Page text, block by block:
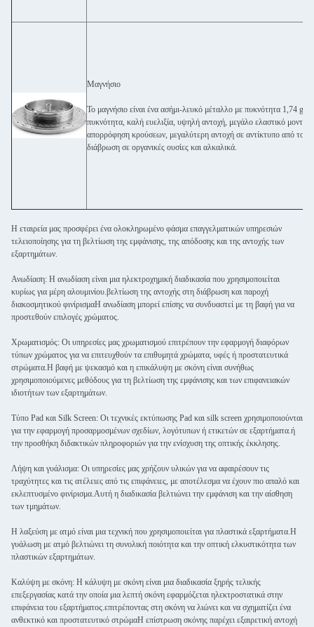
Μαγνήσιο
Το μαγνήσιο είναι ένα ασήμι-λευκό μέταλλο με πυκνότητα 1,74 g/
πυκνότητα, καλή ευελιξία, υψηλή αντοχή, μεγάλο ελαστικό
απορρόφηση κρούσεων, μεγαλύτερη αντοχή σε αντίκτυπο από το
διάβρωση σε οργανικές ουσίες και αλκαλικά.
Η εταιρεία μας προσφέρει ένα ολοκληρωμένο φάσμα επαγγελματικών υπηρεσιών
τελειοποίησης για τη βελτίωση της εμφάνισης, της απόδοσης και της αντοχής των
εξαρτημάτων.
Ανωδίαση: Η ανωδίαση είναι μια ηλεκτροχημική διαδικασία που χρησιμοποιείται
κυρίως για μέρη αλουμινίου.βελτίωση της αντοχής στη διάβρωση και παροχή
διακοσμητικού φινίρισμαΗ ανωδίαση μπορεί επίσης να συνδυαστεί με τη βαφή για να
προστεθούν επιλογές χρώματος.
Χρωματισμός: Οι υπηρεσίες μας χρωματισμού επιτρέπουν την εφαρμογή διαφόρων
τύπων χρώματος για να επιτευχθούν τα επιθυμητά χρώματα, υφές ή προστατευτικά
στρώματα.Η βαφή με ψεκασμό και η επικάλυψη με σκόνη είναι συνήθως
χρησιμοποιούμενες μεθόδους για τη βελτίωση της εμφάνισης και των επιφανειακών
ιδιοτήτων των εξαρτημάτων.
Τύπο Pad και Silk Screen: Οι τεχνικές εκτύπωσης Pad και silk screen χρησιμοποιούνται
για την εφαρμογή προσαρμοσμένων σχεδίων, λογότυπων ή ετικετών σε εξαρτήματα.ή
την προσθήκη διδακτικών πληροφοριών για την ενίσχυση της οπτικής έκκλησης.
Λήψη και γυάλισμα: Οι υπηρεσίες μας χρήζουν υλικών για να αφαιρέσουν τις
τραχύτητες και τις ατέλειες από τις επιφάνειες, με αποτέλεσμα να έχουν πιο απαλό και
εκλεπτυσμένο φινίρισμα.Αυτή η διαδικασία βελτιώνει την εμφάνιση και την αίσθηση
των τμημάτων.
Η λαξεύση με ατμό είναι μια τεχνική που χρησιμοποιείται για πλαστικά εξαρτήματα.Η
γυάλωση με ατμό βελτιώνει τη συνολική ποιότητα και την οπτική ελκυστικότητα των
πλαστικών εξαρτημάτων.
Καλύψη με σκόνη: Η κάλυψη με σκόνη είναι μια διαδικασία ξηρής τελικής
επεξεργασίας κατά την οποία μια λεπτή σκόνη εφαρμόζεται ηλεκτροστατικά στην
επιφάνεια του εξαρτήματος.επιτρέποντας στη σκόνη να λιώνει και να σχηματίζει ένα
ανθεκτικό και προστατευτικό στρώμαΗ επίστρωση σκόνης παρέχει εξαιρετική αντοχή